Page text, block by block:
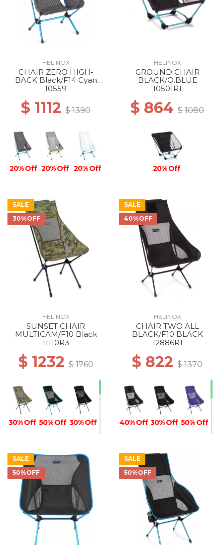
HELINOX
CHAIR ZERO HIGH-
BACK Black/F14 Cyan
Blue
10559
$ 1112 $ 1390
20% Off 20% Off 20% Off
HELINOX
GROUND CHAIR
BLACK/O.BLUE
10501R1
$ 864 $ 1080
20% Off
SALE
30%OFF
HELINOX
SUNSET CHAIR
MULTICAM/F10 Black
11110R3
$ 1232$ 1760
30% Off 50% Off 30% Off
30% Off 30% Off 40% Off
40% Off 50% Off 50% Off
SALE
40%OFF
HELINOX
CHAIR TWO ALL
BLACK/F10 BLACK
12886R1
$ 822 $ 1370
40% Off 30% Off 50% Off
40% Off 50% Off
50% Off
SALE
50%OFF
SALE
50%OFF